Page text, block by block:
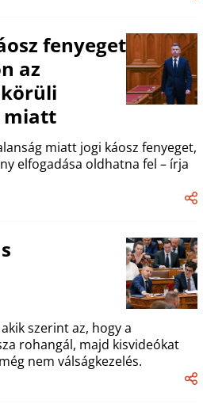
fenyeget
az
miatt
miatt jogi káosz fenyeget,
elfogadása oldhatna fel – írja
szerint az, hogy a
rohangál, majd kisvideókat
nem válságkezelés.